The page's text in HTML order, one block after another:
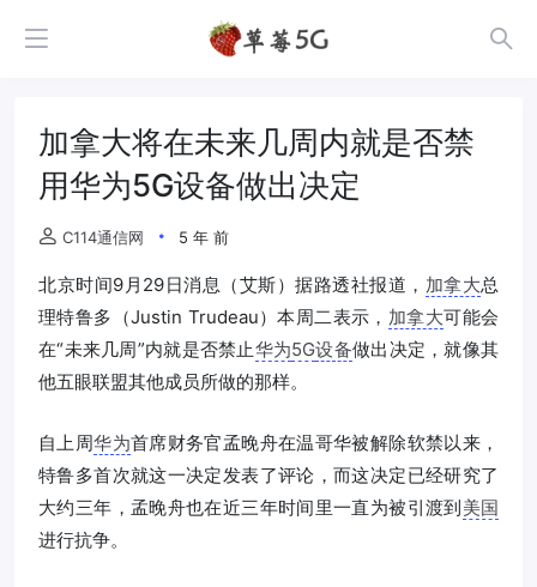
加拿大将在未来几周内就是否禁
用华为5G设备做出决定
C114通信网 5 年 前
北京时间9月29日消息（艾斯）据路透社报道， 加拿大总
理特鲁多（Justin Trudeau）本周二表示， 加拿大可能会
在“未来几周”内就是否禁止华为5G设备做出决定，就像其
他五眼联盟其他成员所做的那样。
自上周华为首席财务官孟晚舟在温哥华被解除软禁以来，
特鲁多首次就这一决定发表了评论，而这决定已经研究了
大约三年，孟晚舟也在近三年时间里一直为被引渡到美国
进行抗争。